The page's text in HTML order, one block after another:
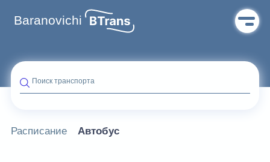
Baranovichi
Поиск транспорта
Расписание Автобус